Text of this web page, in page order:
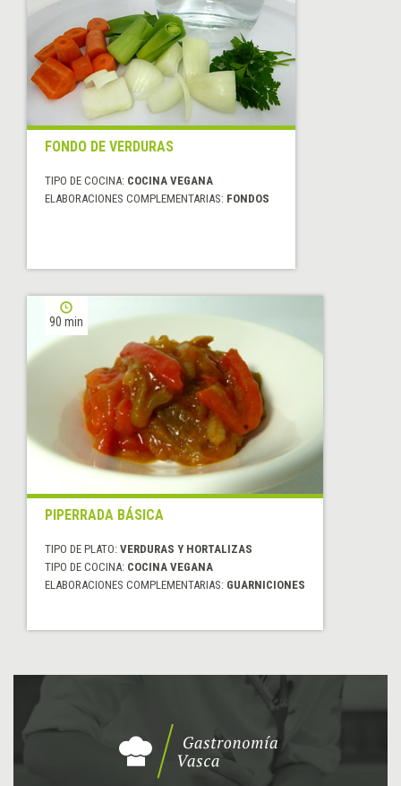
FONDO DE VERDURAS
TIPO DE COCINA: COCINA VEGANA
ELABORACIONES COMPLEMENTARIAS: FONDOS
90 min
PIPERRADA BÁSICA
TIPO DE PLATO: VERDURAS Y HORTALIZAS
TIPO DE COCINA: COCINA VEGANA
ELABORACIONES COMPLEMENTARIAS: GUARNICIONES